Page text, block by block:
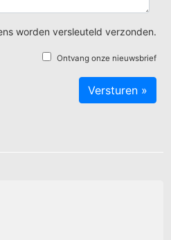
worden versleuteld verzonden.
Ontvang onze nieuwsbrief